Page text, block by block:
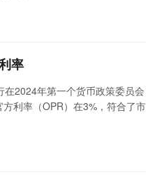
率
2024年第一个货币政策委员会
方利率（OPR）在3%，符合了市